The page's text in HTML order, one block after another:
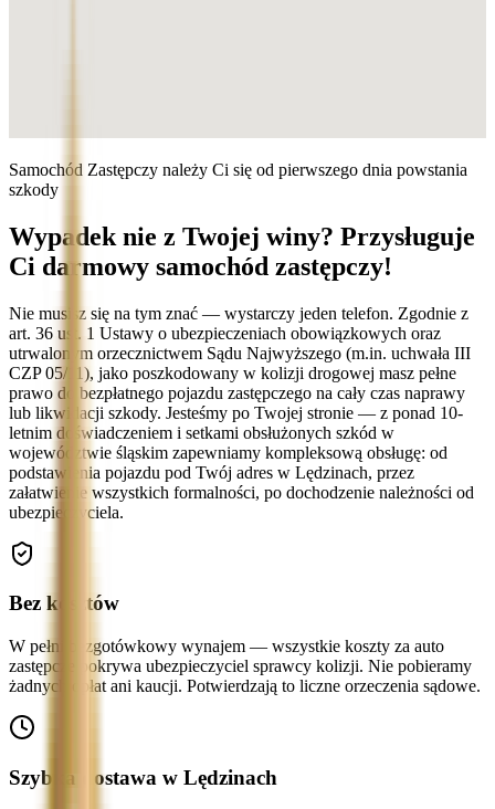
Samochód Zastępczy należy Ci się od pierwszego dnia powstania
szkody
Wypadek nie z Twojej winy? Przysługuje
Ci darmowy samochód zastępczy!
Nie musisz się na tym znać — wystarczy jeden telefon. Zgodnie z
art. 36 ust. 1 Ustawy o ubezpieczeniach obowiązkowych oraz
utrwalonym orzecznictwem Sądu Najwyższego (m.in. uchwała III
CZP 05/11), jako poszkodowany w kolizji drogowej masz pełne
prawo do bezpłatnego pojazdu zastępczego na cały czas naprawy
lub likwidacji szkody. Jesteśmy po Twojej stronie — z ponad 10-
letnim doświadczeniem i setkami obsłużonych szkód w
województwie śląskim zapewniamy kompleksową obsługę: od
podstawienia pojazdu pod Twój adres w Lędzinach, przez
załatwienie wszystkich formalności, po dochodzenie należności od
ubezpieczyciela.
Bez kosztów
W pełni bezgotówkowy wynajem — wszystkie koszty za auto
zastępcze pokrywa ubezpieczyciel sprawcy kolizji. Nie pobieramy
żadnych opłat ani kaucji. Potwierdzają to liczne orzeczenia sądowe.
Szybka dostawa w Lędzinach